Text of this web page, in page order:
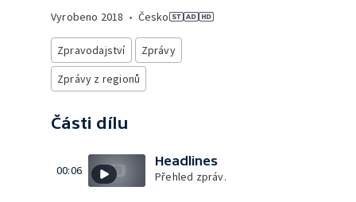
Vyrobeno 2018 • Česko
Zpravodajství
Zprávy
Zprávy z regionů
Části dílu
00:06
Headlines
Přehled zpráv.